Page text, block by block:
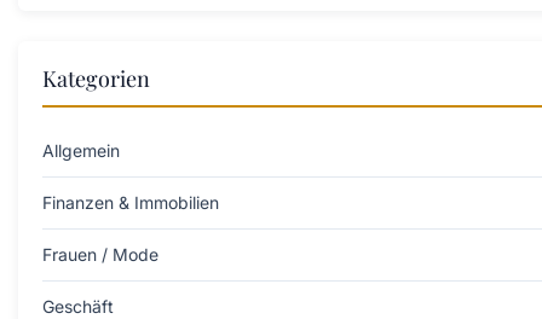
Kategorien
Allgemein
Finanzen & Immobilien
Frauen / Mode
Geschäft